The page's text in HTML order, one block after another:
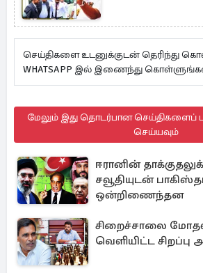
செய்திகளை உடனுக்குடன் தெரிந்து
WHATSAPP இல் இணைந்து
மேலும் இது தொடர்பான செய்திகளைப்
செய்யவும்
ஈரானின்
சவூதியுடன்
ஒன்றிணைந்தன
சிறைச்சாலை மோதல்
வெளியிட்ட சிறப்பு